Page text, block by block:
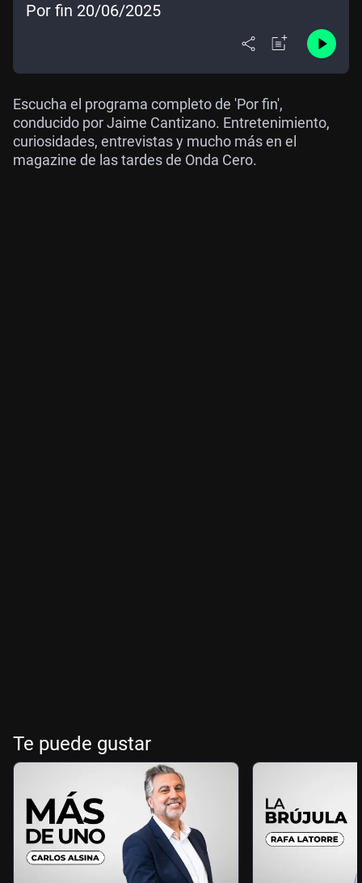
Por fin 20/06/2025
Escucha el programa completo de 'Por fin',
conducido por Jaime Cantizano. Entretenimiento,
curiosidades, entrevistas y mucho más en el
magazine de las tardes de Onda Cero.
Te puede gustar